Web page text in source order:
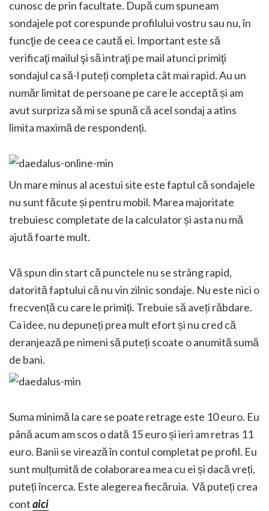
cunosc de prin facultate. După cum spuneam
sondajele pot corespunde profilului vostru sau nu, în
funcţie de ceea ce caută ei. Important este să
verificaţi mailul şi să intraţi pe mail atunci primiţi
sondajul ca să-l puteți completa cât mai rapid. Au un
număr limitat de persoane pe care le acceptă și am
avut surpriza să mi se spună că acel sondaj a atins
limita maximă de respondenți.
Un mare minus al acestui site este faptul că sondajele
nu sunt făcute și pentru mobil. Marea majoritate
trebuiesc completate de la calculator și asta nu mă
ajută foarte mult.
Vă spun din start că punctele nu se strâng rapid,
datorită faptului că nu vin zilnic sondaje. Nu este nici o
frecvență cu care le primiți. Trebuie să aveți răbdare.
Ca idee, nu depuneți prea mult efort și nu cred că
deranjează pe nimeni să puteți scoate o anumită sumă
de bani.
Suma minimă la care se poate retrage este 10 euro. Eu
până acum am scos o dată 15 euro și ieri am retras 11
euro. Banii se virează în contul completat pe profil. Eu
sunt mulțumită de colaborarea mea cu ei și dacă vreți,
puteți încerca. Este alegerea fiecăruia. Vă puteți crea
contaici